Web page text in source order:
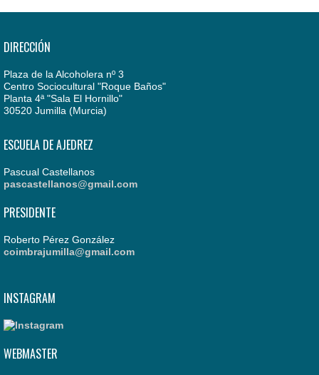
DIRECCIÓN
Plaza de la Alcoholera nº 3
Centro Sociocultural "Roque Baños"
Planta 4ª "Sala El Hornillo"
30520 Jumilla (Murcia)
ESCUELA DE AJEDREZ
Pascual Castellanos
pascastellanos@gmail.com
PRESIDENTE
Roberto Pérez González
coimbrajumilla@gmail.com
INSTAGRAM
WEBMASTER